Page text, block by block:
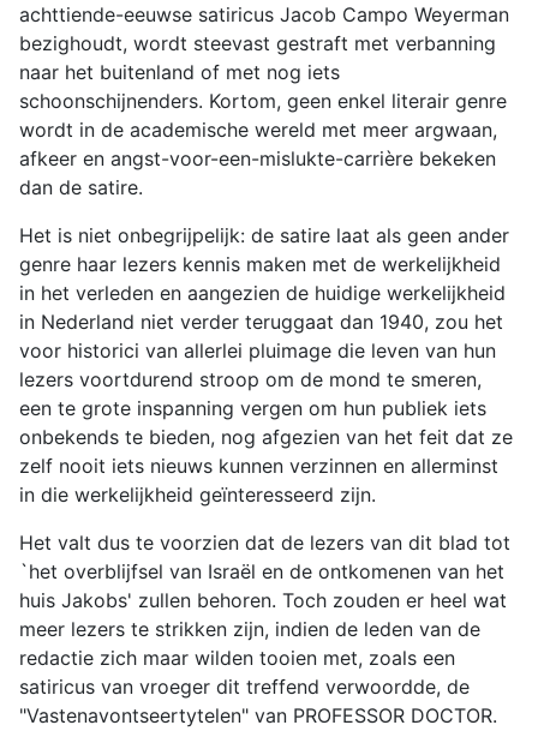
achttiende-eeuwse satiricus Jacob Campo Weyerman
bezighoudt, wordt steevast gestraft met verbanning
naar het buitenland of met nog iets
schoonschijnenders. Kortom, geen enkel literair genre
wordt in de academische wereld met meer argwaan,
afkeer en angst-voor-een-mislukte-carrière bekeken
dan de satire.
Het is niet onbegrijpelijk: de satire laat als geen ander
genre haar lezers kennis maken met de werkelijkheid
in het verleden en aangezien de huidige werkelijkheid
in Nederland niet verder teruggaat dan 1940, zou het
voor historici van allerlei pluimage die leven van hun
lezers voortdurend stroop om de mond te smeren,
een te grote inspanning vergen om hun publiek iets
onbekends te bieden, nog afgezien van het feit dat ze
zelf nooit iets nieuws kunnen verzinnen en allerminst
in die werkelijkheid geïnteresseerd zijn.
Het valt dus te voorzien dat de lezers van dit blad tot
`het overblijfsel van Israël en de ontkomenen van het
huis Jakobs' zullen behoren. Toch zouden er heel wat
meer lezers te strikken zijn, indien de leden van de
redactie zich maar wilden tooien met, zoals een
satiricus van vroeger dit treffend verwoordde, de
"Vastenavontseertytelen" van PROFESSOR DOCTOR.